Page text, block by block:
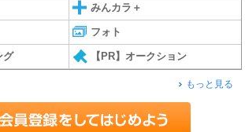
みんカラ＋
フォト
グ 【PR】オークション
もっと見る